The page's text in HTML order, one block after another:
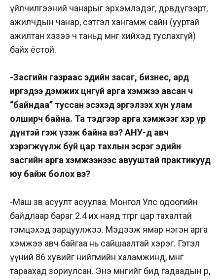
үйлчилгээний чанарыг эрхэмлэдэг, дөрөвдүгээрт,
ажилчдын чанар, сэтгэл хангамж сайн (ууртай
ажилтан хэзээ ч таньд мөнгө хийхэд туслахгүй)
байх ёстой.
-Засгийн газраас эдийн засаг, бизнес, ард
иргэдээ дэмжих цөөнгүй арга хэмжээ авсан ч
“байндаа” туссан эсэхэд эргэлзэх хүн улам
олширч байна. Та тэдгээр арга хэмжээг хэр үр
дүнтэй гэж үзэж байна вэ? АНУ-д авч
хэрэгжүүлж буй цар тахлын эсрэг эдийн
засгийн арга хэмжээнээс авууштай практикууд
юу байж болох вэ?
-Маш зөв асуулт асуулаа. Монгол Улс одоогийн
байдлаар бараг 2.4 иx наяд төгрөг цар тахалтай
тэмцэхэд зарцуулжээ. Мэдээж ямар нэгэн арга
хэмжээ авч байгаа нь сайшаалтай хэрэг. Гэтэл
үүний 86 хувийг нийгмийн халамжинд, мөнгө
тараахад зориулсан. Энэ мөнгийг бид гадаадын өр,